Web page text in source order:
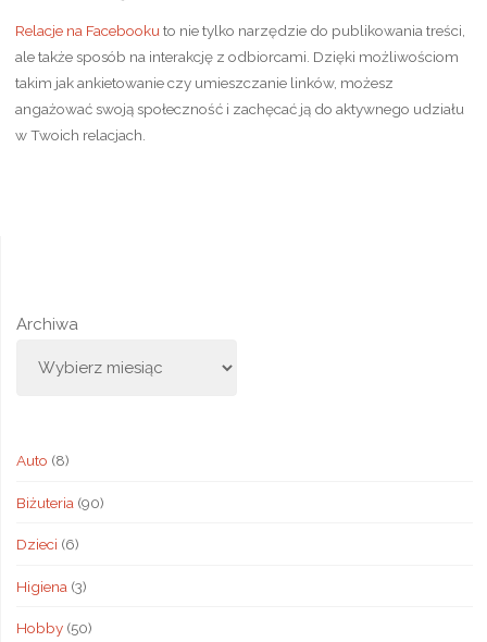
Relacje na Facebookuto nie tylko narzędzie do publikowania treści,
ale także sposób na interakcję z odbiorcami. Dzięki możliwościom
takim jak ankietowanie czy umieszczanie linków, możesz
angażować swoją społeczność i zachęcać ją do aktywnego udziału
w Twoich relacjach.
Archiwa
Auto (8)
Biżuteria (90)
Dzieci (6)
Higiena (3)
Hobby(50)